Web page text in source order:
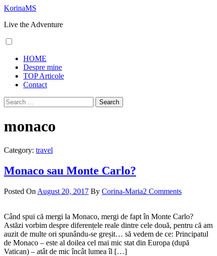
Skip
content
KorinaMS
Live the Adventure
Menu
HOME
Despre mine
TOP Articole
Contact
Search
for:
monaco
Category: travel
Monaco sau Monte Carlo?
Posted On August 20, 2017 By Corina-Maria2 Comments
Când spui că mergi la Monaco, mergi de fapt în Monte Carlo?
Astăzi vorbim despre diferențele reale dintre cele două, pentru că am
auzit de multe ori spunându-se greșit… să vedem de ce: Principatul
de Monaco – este al doilea cel mai mic stat din Europa (după
Vatican) – atât de mic încât lumea îl […]